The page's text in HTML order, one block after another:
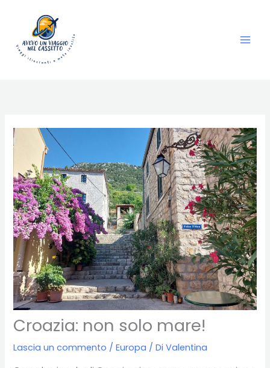
contenuto
Croazia: non solo mare!
Lascia un commento /Europa / DiValentina